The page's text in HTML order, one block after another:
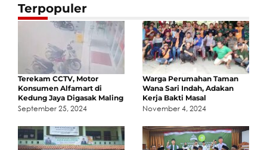
Terpopuler
Terekam CCTV, Motor
Konsumen Alfamart di
Kedung Jaya Digasak Maling
September 25, 2024
Warga Perumahan Taman
Wana Sari Indah, Adakan
Kerja Bakti Masal
November 4, 2024